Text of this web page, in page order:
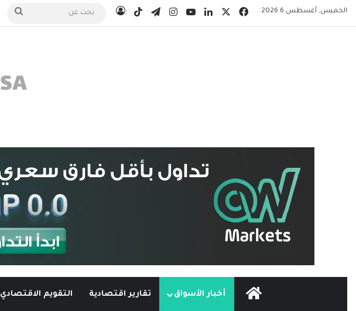
الخميس, أغسطس 6 2026 فيسبوك لينكدإن‫YouTubeانستقرامتيلقرام‫TikTokتسجيل الدخول
الرئيسيةأخبار الأسواق تقارير اقتصادية التقويم الاقتصادي